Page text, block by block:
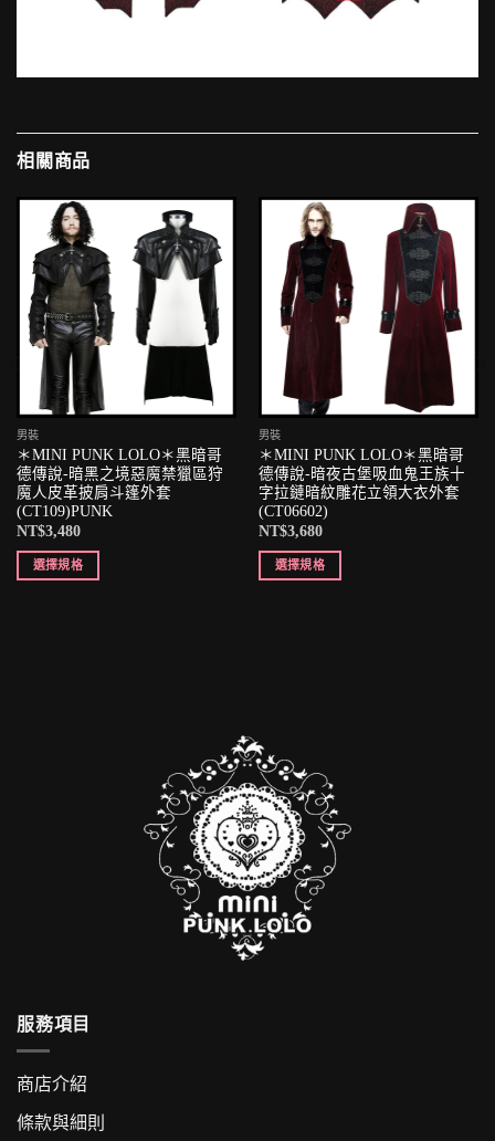
相關商品
男裝
＊MINI PUNK LOLO＊黑暗哥
德傳說-暗黑之境惡魔禁獵區狩
魔人皮革披肩斗篷外套
(CT109)PUNK
NT$3,480
選擇規格
男裝
＊MINI PUNK LOLO＊黑暗哥
德傳說-暗夜古堡吸血鬼王族十
字拉鏈暗紋雕花立領大衣外套
(CT06602)
NT$3,680
選擇規格
服務項目
商店介紹
條款與細則